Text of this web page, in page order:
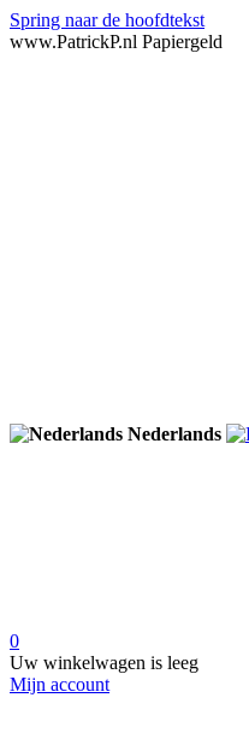
Spring naar de hoofdtekst
www.PatrickP.nl Papiergeld
Nederlands
0
Uw winkelwagen is leeg
Mijn account